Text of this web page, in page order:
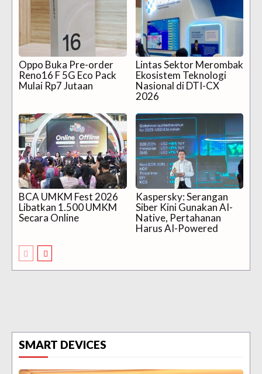
Oppo Buka Pre-order
Reno16 F 5G Eco Pack
Mulai Rp7 Jutaan
Lintas Sektor Merombak
Ekosistem Teknologi
Nasional di DTI-CX
2026
BCA UMKM Fest 2026
Libatkan 1.500 UMKM
Secara Online
Kaspersky: Serangan
Siber Kini Gunakan AI-
Native, Pertahanan
Harus AI-Powered
SMART DEVICES